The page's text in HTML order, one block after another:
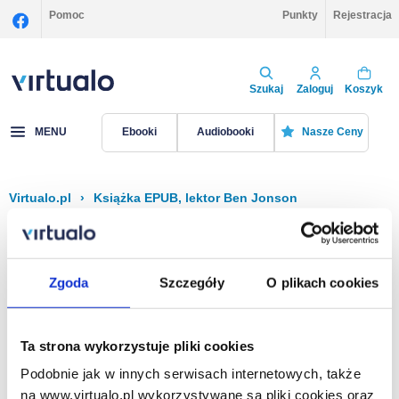
Zgoda Szczegóły O plikach cookies
Ta strona wykorzystuje pliki cookies
Podobnie jak w innych serwisach internetowych, także
na www.virtualo.pl wykorzystywane są pliki cookies oraz
Pomoc Punkty Rejestracja
Szukaj Zaloguj Koszyk
MENU Ebooki Audiobooki Nasze Ceny
Virtualo.pl › Książka EPUB, lektor Ben Jonson
Filtruj Sortuj
Na stronie